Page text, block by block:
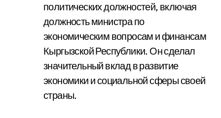
политических должностей, включая
должность министра по
экономическим вопросам и финансам
Кыргызской Республики. Он сделал
значительный вклад в развитие
экономики и социальной сферы своей
страны.